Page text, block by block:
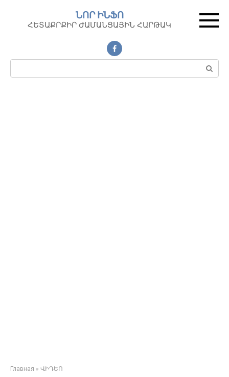
контенту
ՆՈՐ ԻՆՖՈ
ՀԵՏԱՔՐՔԻՐ ԺԱՄԱՆՑԱՅԻՆ ՀԱՐԹԱԿ
Поиск:
Главная » ՎԻԴԵՈ